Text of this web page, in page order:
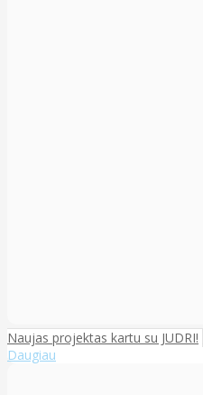
Naujas projektas kartu su JUDRI!
Daugiau